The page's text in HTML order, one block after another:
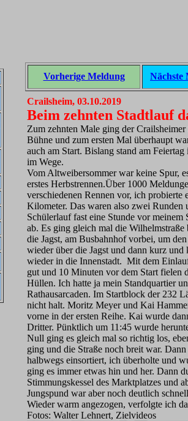
Vorherige Meldung Nächste
Crailsheim, 03.10.2019
Beim zehnten Stadtlauf
Zum zehnten Male ging der
Bühne und zum ersten Mal überhaupt
auch am Start. Bislang stand am
im Wege.
Vom Altweibersommer war keine Spur,
erstes Herbstrennen.Über 1000
verschiedenen Rennen vor, ich probierte
Kilometer. Das waren also zwei Runden
Schülerlauf fast eine Stunde vor meinem
ab. Es ging gleich mal die Wilhelmstraße
die Jagst, am Busbahnhof vorbei, um
wieder über die Jagst und dann kurz und
wieder in die Innenstadt. Mit dem
gut und 10 Minuten vor dem Start fielen
Hüllen. Ich hatte ja mein Standquartier
Rathausarcaden. Im Startblock der 232
nicht halt. Moritz Meyer und Kai
vorne in der ersten Reihe. Kai wurde
Dritter. Pünktlich um 11:45 wurde
Null ging es gleich mal so richtig los,
ging und die Straße noch breit war. Dann
halbwegs einsortiert, ich überholte und
ging es immer etwas hin und her. Dann
Stimmungskessel des Marktplatzes und
Jungspund war aber noch deutlich
Wieder warm angezogen, verfolgte ich
Fotos: Walter Lehnert, Zielvideos